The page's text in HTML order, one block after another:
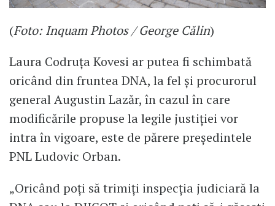
(Foto: Inquam Photos / George Călin)
Laura Codruța Kovesi ar putea fi schimbată
oricând din fruntea DNA, la fel și procurorul
general Augustin Lazăr, în cazul în care
modificările propuse la legile justiției vor
intra în vigoare, este de părere președintele
PNL Ludovic Orban.
„Oricând poți să trimiți inspecția judiciară la